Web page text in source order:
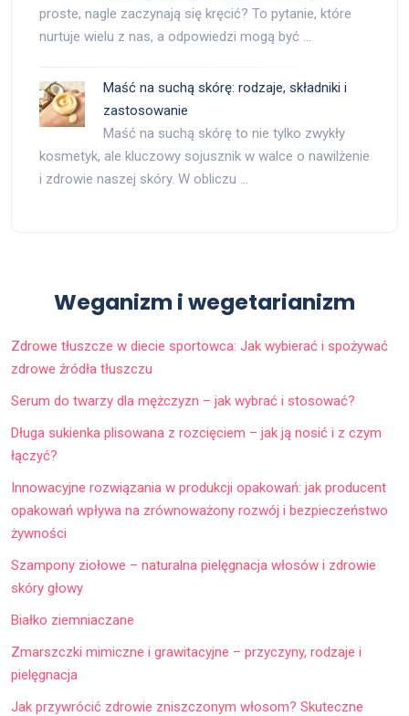
proste, nagle zaczynają się kręcić? To pytanie, które
nurtuje wielu z nas, a odpowiedzi mogą być …
Maść na suchą skórę: rodzaje, składniki i
zastosowanie
Maść na suchą skórę to nie tylko zwykły
kosmetyk, ale kluczowy sojusznik w walce o nawilżenie
i zdrowie naszej skóry. W obliczu …
Weganizm i wegetarianizm
Zdrowe tłuszcze w diecie sportowca: Jak wybierać i spożywać
zdrowe źródła tłuszczu
Serum do twarzy dla mężczyzn – jak wybrać i stosować?
Długa sukienka plisowana z rozcięciem – jak ją nosić i z czym
łączyć?
Innowacyjne rozwiązania w produkcji opakowań: jak producent
opakowań wpływa na zrównoważony rozwój i bezpieczeństwo
żywności
Szampony ziołowe – naturalna pielęgnacja włosów i zdrowie
skóry głowy
Białko ziemniaczane
Zmarszczki mimiczne i grawitacyjne – przyczyny, rodzaje i
pielęgnacja
Jak przywrócić zdrowie zniszczonym włosom? Skuteczne